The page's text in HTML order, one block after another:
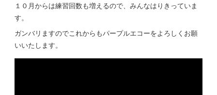
１０月からは練習回数も増えるので、みんなはりきっていま
す。
ガンバリますのでこれからもパープルエコーをよろしくお願
いいたします。